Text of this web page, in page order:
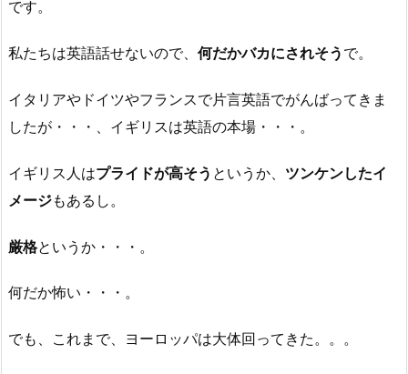
です。
私たちは英語話せないので、 何だかバカにされそう で。
イタリアやドイツやフランスで片言英語でがんばってきま
したが・・・、イギリスは英語の本場・・・。
イギリス人はプライドが高そう というか、 ツンケンしたイ
メージもあるし。
厳格というか・・・。
何だか怖い・・・。
でも、これまで、ヨーロッパは大体回ってきた。。。